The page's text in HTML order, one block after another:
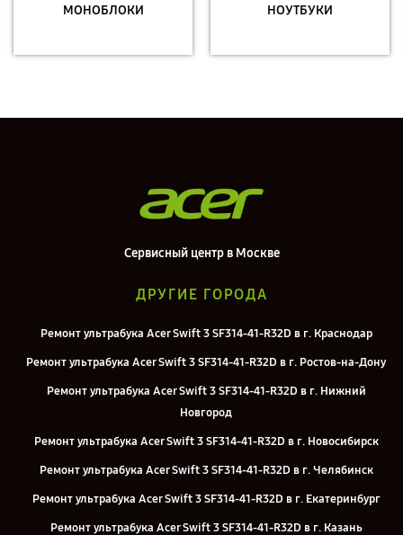
МОНОБЛОКИ НОУТБУКИ
Сервисный центр в Москве
ДРУГИЕ ГОРОДА
Ремонт ультрабука Acer Swift 3 SF314-41-R32D в г. Краснодар
Ремонт ультрабука Acer Swift 3 SF314-41-R32D в г. Ростов-на-Дону
Ремонт ультрабука Acer Swift 3 SF314-41-R32D в г. Нижний
Новгород
Ремонт ультрабука Acer Swift 3 SF314-41-R32D в г. Новосибирск
Ремонт ультрабука Acer Swift 3 SF314-41-R32D в г. Челябинск
Ремонт ультрабука Acer Swift 3 SF314-41-R32D в г. Екатеринбург
Ремонт ультрабука Acer Swift 3 SF314-41-R32D в г. Казань